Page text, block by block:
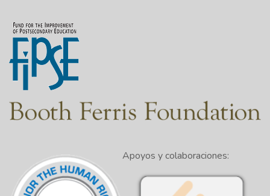
Apoyos y colaboraciones: